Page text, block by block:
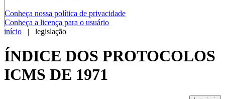
Conheça nossa política de privacidade
Conheça a licença para o usuário
início | legislação
ÍNDICE DOS PROTOCOLOS
ICMS DE 1971